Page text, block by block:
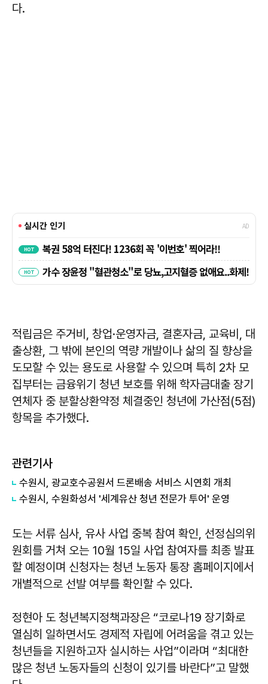
다.
적립금은 주거비, 창업·운영자금, 결혼자금, 교육비, 대
출상환, 그 밖에 본인의 역량 개발이나 삶의 질 향상을
도모할 수 있는 용도로 사용할 수 있으며 특히 2차 모
집부터는 금융위기 청년 보호를 위해 학자금대출 장기
연체자 중 분할상환약정 체결중인 청년에 가산점(5점)
항목을 추가했다.
관련기사
수원시, 광교호수공원서 드론배송 서비스 시연회 개최
수원시, 수원화성서 '세계유산 청년 전문가 투어' 운영
도는 서류 심사, 유사 사업 중복 참여 확인, 선정심의위
원회를 거쳐 오는 10월 15일 사업 참여자를 최종 발표
할 예정이며 신청자는 청년 노동자 통장 홈페이지에서
개별적으로 선발 여부를 확인할 수 있다.
정현아 도 청년복지정책과장은 “코로나19 장기화로
열심히 일하면서도 경제적 자립에 어려움을 겪고 있는
청년들을 지원하고자 실시하는 사업”이라며 “최대한
많은 청년 노동자들의 신청이 있기를 바란다”고 말했